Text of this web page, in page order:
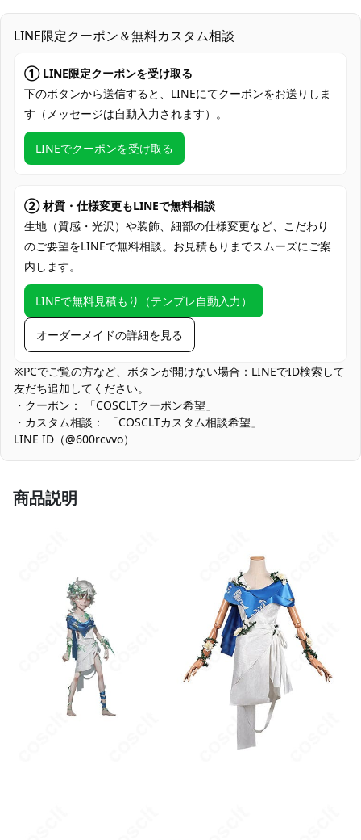
素材
コスプレ専用生地
ワンピース、腰飾り、手首飾り、ストー
加工に7～15営業日、配送に5～7営業日
（※土日祝除く）、合計で12～22営業日程
度でお届け
クレジットカード（VISA、Master、JCB、
使用場所
コミケ・大型同人イベント、スタジオ撮影
会、コスプレ交流会、ハロウィン仮装、テ
ーマパーク・ロケ撮影、SNS用ポートレー
ント
コスプレ愛好家、アニメや漫画、ゲームフ
ァン、出演者
収納方法
他の衣類と同じく、清潔に乾燥を保ち、鋭
い物によっての破れを避けてください。
商品状態
新品未使用
濃色×装飾パーツの色移り対策：落ち着いた色味の組み合わせは魅
力ですが、汗や雨天での長時間接触は色移りの原因になります。
保管してください。
LINE限定クーポン＆無料カスタム相談
① LINE限定クーポンを受け取る
下のボタンから送信すると、LINEにてクーポンをお送りしま
す（メッセージは自動入力されます）。
LINEでクーポンを受け取る
② 材質・仕様変更もLINEで無料相談
生地（質感・光沢）や装飾、細部の仕様変更など、こだわり
のご要望をLINEで無料相談。お見積もりまでスムーズにご案
内します。
LINEで無料見積もり（テンプレ自動入力）
オーダーメイドの詳細を見る
※PCでご覧の方など、ボタンが開けない場合：LINEでID検索して
友だち追加してください。
・クーポン： 「COSCLTクーポン希望」
・カスタム相談： 「COSCLTカスタム相談希望」
LINE ID（@600rcvvo）
商品説明